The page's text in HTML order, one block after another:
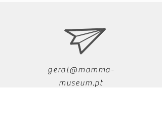
geral@mamma-
museum.pt